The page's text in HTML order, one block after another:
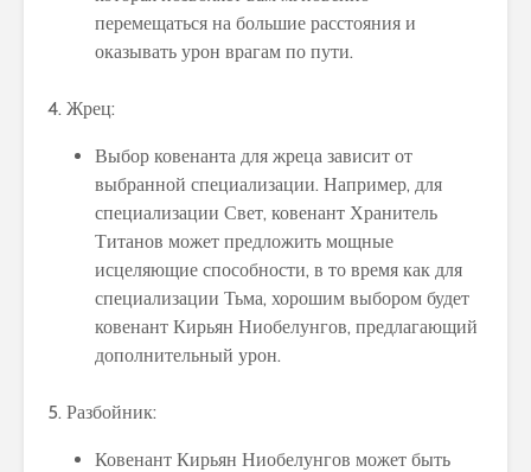
перемещаться на большие расстояния и
оказывать урон врагам по пути.
4. Жрец:
Выбор ковенанта для жреца зависит от
выбранной специализации. Например, для
специализации Свет, ковенант Хранитель
Титанов может предложить мощные
исцеляющие способности, в то время как для
специализации Тьма, хорошим выбором будет
ковенант Кирьян Ниобелунгов, предлагающий
дополнительный урон.
5. Разбойник:
Ковенант Кирьян Ниобелунгов может быть